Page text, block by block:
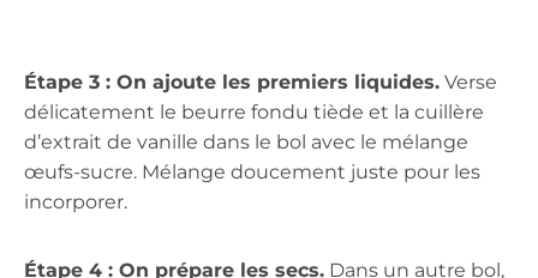
Étape 3 : On ajoute les premiers liquides. Verse
délicatement le beurre fondu tiède et la cuillère
d’extrait de vanille dans le bol avec le mélange
œufs-sucre. Mélange doucement juste pour les
incorporer.
Étape 4 : On prépare les secs. Dans un autre bol,